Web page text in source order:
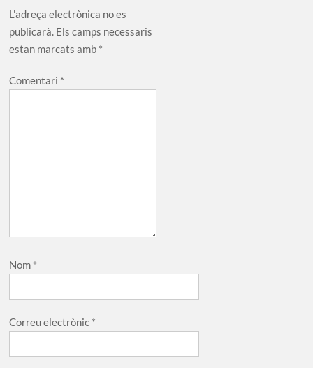
L'adreça electrònica no es
publicarà. Els camps necessaris
estan marcats amb *
Comentari *
Nom *
Correu electrònic *